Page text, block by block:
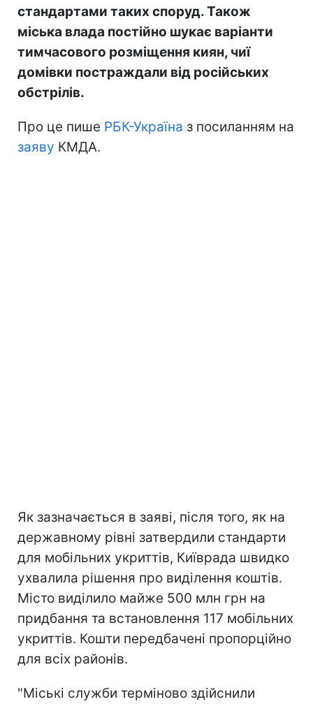
стандартами таких споруд. Також
міська влада постійно шукає варіанти
тимчасового розміщення киян, чиї
домівки постраждали від російських
обстрілів.
Про це пише РБК-Україна з посиланням на
заяву КМДА.
Як зазначається в заяві, після того, як на
державному рівні затвердили стандарти
для мобільних укриттів, Київрада швидко
ухвалила рішення про виділення коштів.
Місто виділило майже 500 млн грн на
придбання та встановлення 117 мобільних
укриттів. Кошти передбачені пропорційно
для всіх районів.
"Міські служби терміново здійснили